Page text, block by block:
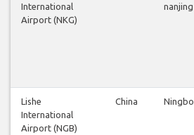
International
Airport (NKG)
nanjing
Lishe
International
Airport (NGB)
China Ningbo